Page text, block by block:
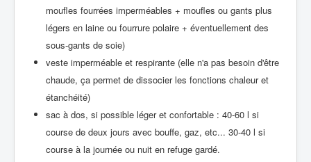
moufles fourrées imperméables + moufles ou gants plus
légers en laine ou fourrure polaire + éventuellement des
sous-gants de soie)
veste imperméable et respirante (elle n'a pas besoin d'être
chaude, ça permet de dissocier les fonctions chaleur et
étanchéité)
sac à dos, si possible léger et confortable : 40-60 l si
course de deux jours avec bouffe, gaz, etc... 30-40 l si
course à la journée ou nuit en refuge gardé.